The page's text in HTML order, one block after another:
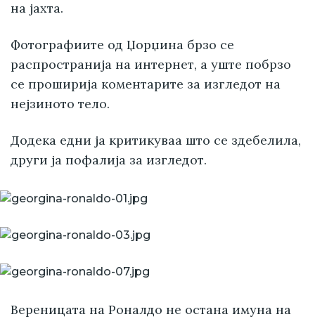
на јахта.
Фотографиите од Џорџина брзо се
распространија на интернет, а уште побрзо
се проширија коментарите за изгледот на
нејзиното тело.
Додека едни ја критикуваа што се здебелила,
други ја пофалија за изгледот.
Вереницата на Роналдо не остана имуна на